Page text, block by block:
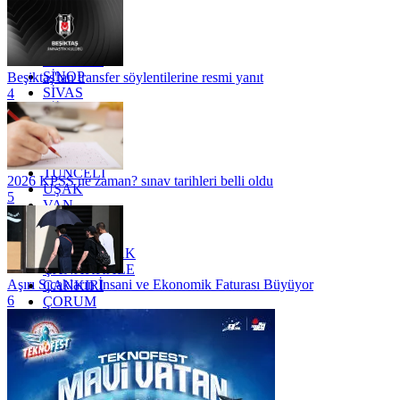
OSMANİYE
RİZE
SAKARYA
SİNOP
SİVAS
SİİRT
TEKİRDAĞ
TOKAT
TRABZON
TUNCELİ
UŞAK
VAN
YALOVA
YOZGAT
ZONGULDAK
ÇANAKKALE
ÇANKIRI
ÇORUM
İSTANBUL
İZMİR
ŞANLIURFA
ŞIRNAK
Beşiktaş'tan transfer söylentilerine resmi yanıt
4
2026 KPSS ne zaman? sınav tarihleri belli oldu
5
Aşırı Sıcakların İnsani ve Ekonomik Faturası Büyüyor
6